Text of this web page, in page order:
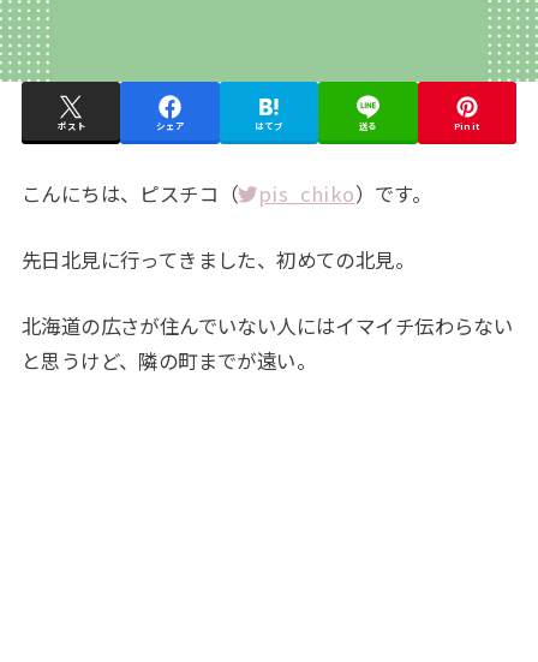
ポスト シェア はてブ 送る Pin it
こんにちは、ピスチコ（ pis_chiko）です。
先日北見に行ってきました、初めての北見。
北海道の広さが住んでいない人にはイマイチ伝わらない
と思うけど、隣の町までが遠い。